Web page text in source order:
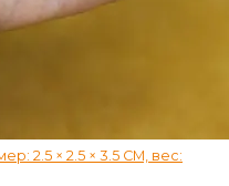
2.5 × 2.5 × 3.5 СМ, вес: